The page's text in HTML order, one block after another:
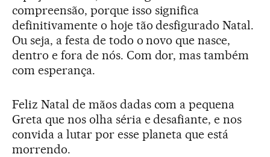
compreensão, porque isso significa
definitivamente o hoje tão desfigurado Natal.
Ou seja, a festa de todo o novo que nasce,
dentro e fora de nós. Com dor, mas também
com esperança.
Feliz Natal de mãos dadas com a pequena
Greta que nos olha séria e desafiante, e nos
convida a lutar por esse planeta que está
morrendo.